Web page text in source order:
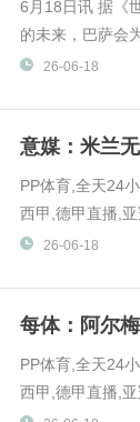
6月18日讯 据《
的未来，巴萨会
26-06-18
意媒：米兰
PP体育,全天24
西甲,德甲直播,亚
体育,PP视频一起
26-06-18
每体：阿尔
PP体育,全天24
西甲,德甲直播,亚